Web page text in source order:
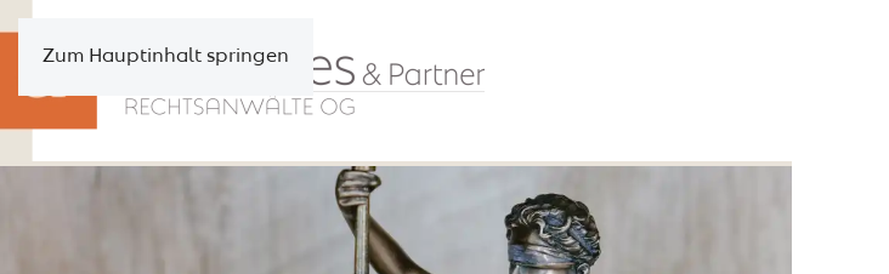
Zum Hauptinhalt springen